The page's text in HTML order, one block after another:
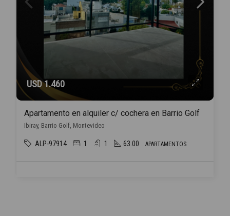
USD 1.460
Apartamento en alquiler c/ cochera en Barrio Golf
Ibiray, Barrio Golf, Montevideo
ALP-97914 1 1 63.00 APARTAMENTOS